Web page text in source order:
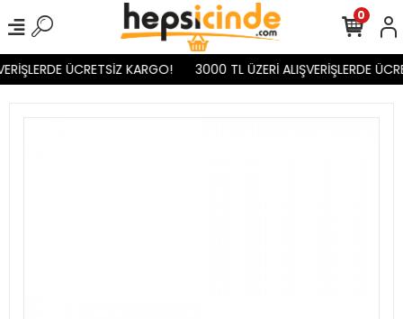
ÜCRETSİZ KARGO! 3000 TL ÜZERİ ALIŞVERİŞLERDE
0